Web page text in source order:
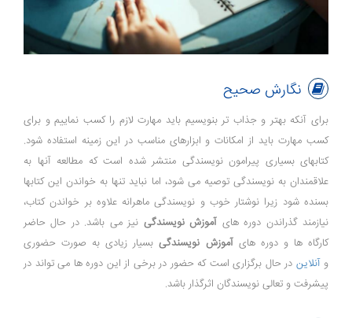
نگارش صحیح
برای آنکه بهتر و جذاب تر بنویسیم باید مهارت لازم را کسب نماییم و برای
کسب مهارت باید از امکانات و ابزارهای مناسب در این زمینه استفاده شود.
کتابهای بسیاری پیرامون نویسندگی منتشر شده است که مطالعه آنها به
علاقمندان به نویسندگی توصیه می شود، اما نباید تنها به خواندن این کتابها
بسنده شود زیرا نوشتار خوب و نویسندگی ماهرانه علاوه بر خواندن کتاب،
نیازمند گذراندن دوره های آموزش نویسندگی نیز می باشد. در حال حاضر
کارگاه ها و دوره هایآموزش نویسندگیبسیار زیادی به صورت حضوری
وآنلاین در حال برگزاری است که حضور در برخی از این دوره ها می تواند در
پیشرفت و تعالی نویسندگان اثرگذار باشد.